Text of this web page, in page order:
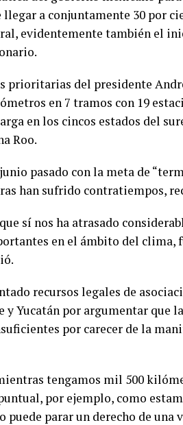
a conjuntamente 30 por
evidentemente también el
prioritarias del presidente
en 7 tramos con 19
en los cincos estados del
Roo.
pasado con la meta de
han sufrido contratiempos,
sí nos ha atrasado
en el ámbito del clima,
recursos legales de
y Yucatán por argumentar que
por carecer de la
tengamos mil 500
por ejemplo, como
puede parar un derecho de una